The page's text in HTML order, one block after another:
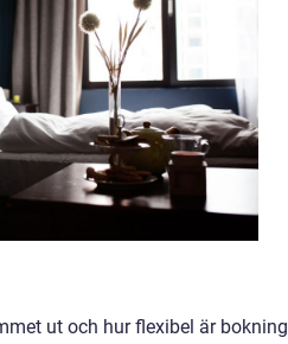
ut och hur flexibel är